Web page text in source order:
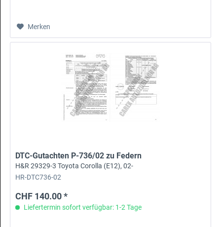
Merken
DTC-Gutachten P-736/02 zu Federn
H&R 29329-3 Toyota Corolla (E12), 02-
HR-DTC736-02
CHF 140.00 *
Liefertermin sofort verfügbar: 1-2 Tage